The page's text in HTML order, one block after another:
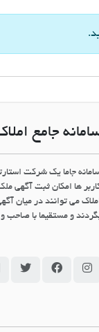
جامع
جاما یک شرکت
ها امکان ثبت آگهی
می توانند در میان
و مستقیما با صاحب
سامانه جاما در
سامانه